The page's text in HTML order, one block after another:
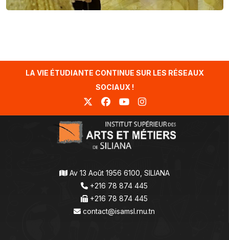
LA VIE ÉTUDIANTE CONTINUE SUR LES RÉSEAUX
SOCIAUX !
Av 13 Août 1956 6100, SILIANA
+216 78 874 445
+216 78 874 445
contact@isamsl.rnu.tn